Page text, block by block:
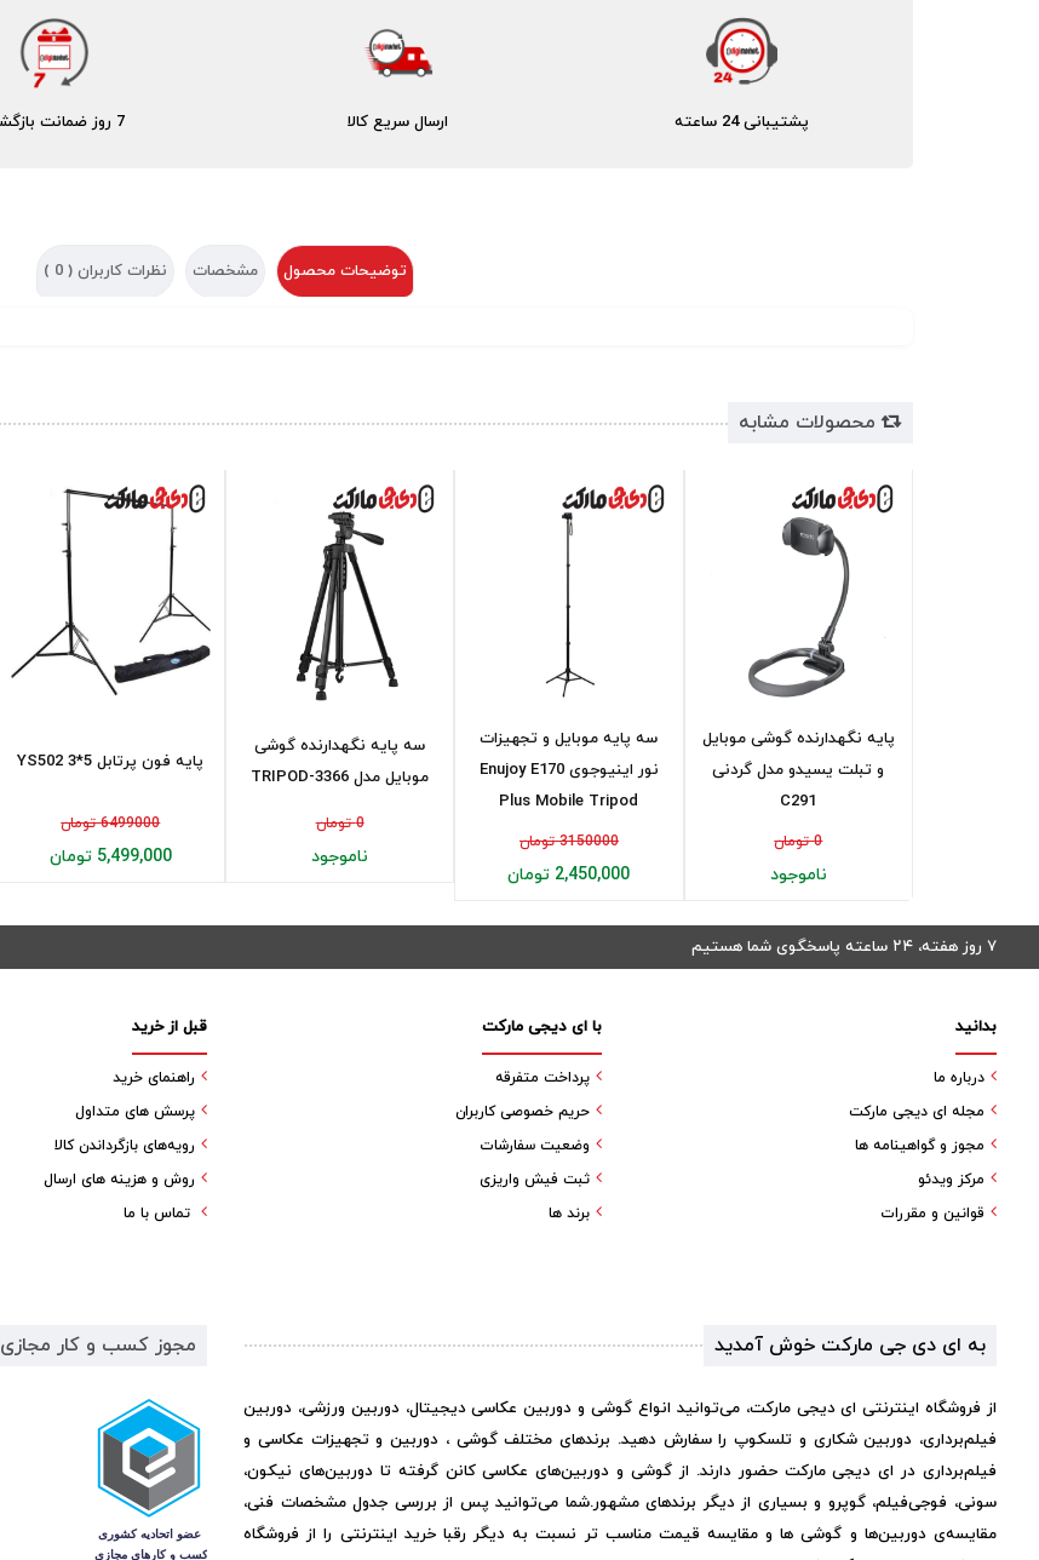
7 روز ضمانت بازگشت ارسال سریع کالا پشتیبانی 24 ساعته
توضیحات محصول مشخصات نظرات کاربران ( 0
)
محصولات مشابه
پایه فون پرتابل YS502 3*5
6499000 تومان
5,499,000 تومان
سه پایه نگهدارنده گوشی
موبایل مدل TRIPOD-3366
0 تومان
ناموجود
سه پایه موبایل و تجهیزات
نور اینیوجوی Enujoy E170
Plus Mobile Tripod
3150000 تومان
2,450,000 تومان
پایه نگهدارنده گوشی موبایل
و تبلت یسیدو مدل گردنی
C291
0 تومان
ناموجود
۷ روز هفته، ۲۴ ساعته پاسخگوی شما هستیم
قبل از خرید
راهنمای خرید
پرسش های متداول
رویه‌های بازگرداندن کالا
روش و هزینه های ارسال
تماس با ما
با ای دیجی مارکت
پرداخت متفرقه
حریم خصوصی کاربران
وضعیت سفارشات
ثبت فیش واریزی
برند ها
بدانید
درباره ما
مجله ای دیجی مارکت
مجوز و گواهینامه ها
مرکز ویدئو
قوانین و مقررات
به ای دی جی مارکت خوش آمدید
از فروشگاه اینترنتی ای دیجی مارکت، می‌توانید انواع گوشی و دوربین عکاسی دیجیتال، دوربین ورزشی، دوربین
فیلم‌برداری، دوربین شکاری و تلسکوپ را سفارش دهید. برندهای مختلف گوشی ، دوربین و تجهیزات عکاسی و
فیلم‌برداری در ای دیجی مارکت حضور دارند. از گوشی و دوربین‌های عکاسی کانن گرفته تا دوربین‌های نیکون،
سونی، فوجی‌فیلم، گوپرو و بسیاری از دیگر برندهای مشهور.شما می‌توانید پس از بررسی جدول مشخصات فنی،
مقایسه‌ی دوربین‌ها و گوشی ها و مقایسه قیمت مناسب تر نسبت به دیگر رقبا خرید اینترنتی را از فروشگاه
مجوز کسب و کار مجازی